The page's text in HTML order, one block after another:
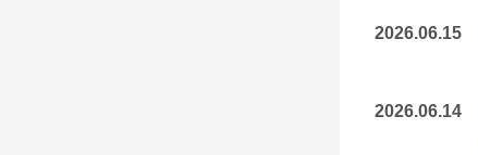
2026.06.15
2026.06.14